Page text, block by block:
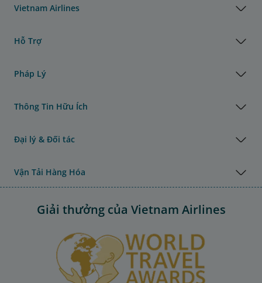
Vietnam Airlines
Hỗ Trợ
Pháp Lý
Thông Tin Hữu Ích
Đại lý & Đối tác
Vận Tải Hàng Hóa
Giải thưởng của Vietnam Airlines